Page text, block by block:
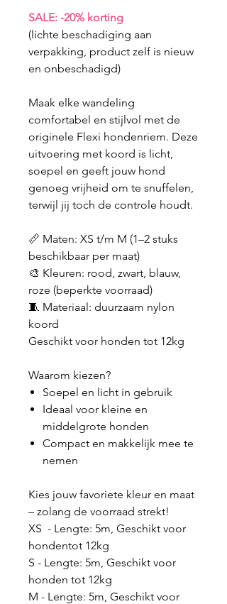
SALE: -20% korting
(lichte beschadiging aan
verpakking, product zelf is nieuw
en onbeschadigd)
Maak elke wandeling
comfortabel en stijlvol met de
originele Flexi hondenriem. Deze
uitvoering met koord is licht,
soepel en geeft jouw hond
genoeg vrijheid om te snuffelen,
terwijl jij toch de controle houdt.
📏 Maten: XS t/m M (1–2 stuks
beschikbaar per maat)
🎨 Kleuren: rood, zwart, blauw,
roze (beperkte voorraad)
🧵 Materiaal: duurzaam nylon
koord
Geschikt voor honden tot 12kg
Waarom kiezen?
Soepel en licht in gebruik
Ideaal voor kleine en
middelgrote honden
Compact en makkelijk mee te
nemen
Kies jouw favoriete kleur en maat
– zolang de voorraad strekt!
XS - Lengte: 5m, Geschikt voor
hondentot 12kg
S - Lengte: 5m, Geschikt voor
honden tot 12kg
M - Lengte: 5m, Geschikt voor